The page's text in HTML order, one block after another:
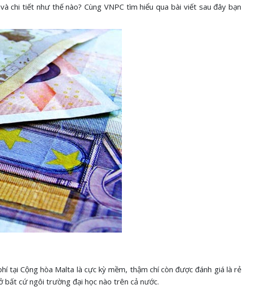
chi tiết như thế nào? Cùng VNPC tìm hiểu qua bài viết sau đây bạn
tại Cộng hòa Malta là cực kỳ mềm, thậm chí còn được đánh giá là rẻ
bất cứ ngôi trường đại học nào trên cả nước.